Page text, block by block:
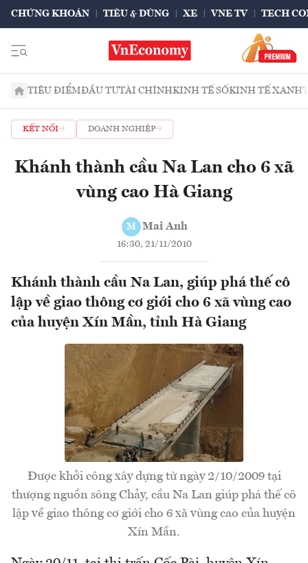
CHỨNG KHOÁN TIÊU & DÙNG XE VNE TV TECH
TIÊU ĐIỂMĐẦU TƯTÀI CHÍNHKINH TẾ SỐKINH TẾ XANH
KẾT NỐI DOANH NGHIỆP
Khánh thành cầu Na Lan cho 6 xã
vùng cao Hà Giang
M Mai Anh
16:30, 21/11/2010
Khánh thành cầu Na Lan, giúp phá thế cô
lập về giao thông cơ giới cho 6 xã vùng cao
của huyện Xín Mần, tỉnh Hà Giang
Được khởi công xây dựng từ ngày 2/10/2009 tại
thượng nguồn sông Chảy, cầu Na Lan giúp phá thế cô
lập về giao thông cơ giới cho 6 xã vùng cao của huyện
Xín Mần.